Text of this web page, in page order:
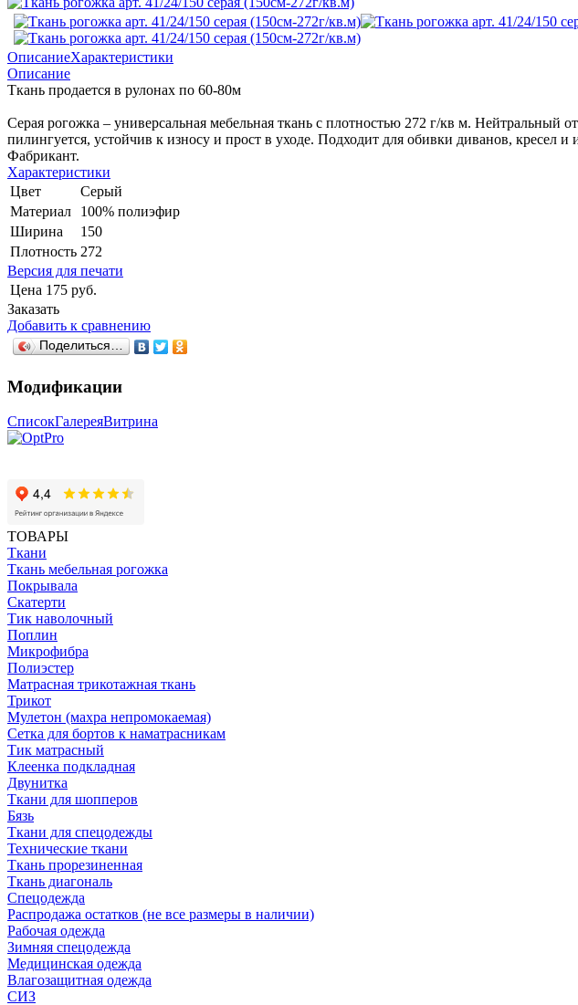
ОписаниеХарактеристики
Описание
Ткань продается в рулонах по 60-80м
Серая рогожка – универсальная мебельная ткань с плотностью 272 г/кв м. Нейтральный
пилингуется, устойчив к износу и прост в уходе. Подходит для обивки диванов, кресел
Фабрикант.
Характеристики
Цвет
Серый
Материал
100% полиэфир
Ширина
150
Плотность 272
Версия для печати
Цена 175 руб.
Заказать
Добавить к сравнению
Поделиться…
Модификации
СписокГалереяВитрина
ТОВАРЫ
Ткани
Ткань мебельная рогожка
Покрывала
Скатерти
Тик наволочный
Поплин
Микрофибра
Полиэстер
Матрасная трикотажная ткань
Трикот
Мулетон (махра непромокаемая)
Сетка для бортов к наматрасникам
Тик матрасный
Клеенка подкладная
Двунитка
Ткани для шопперов
Бязь
Ткани для спецодежды
Технические ткани
Ткань прорезиненная
Ткань диагональ
Спецодежда
Распродажа остатков (не все размеры в наличии)
Рабочая одежда
Зимняя спецодежда
Медицинская одежда
Влагозащитная одежда
СИЗ